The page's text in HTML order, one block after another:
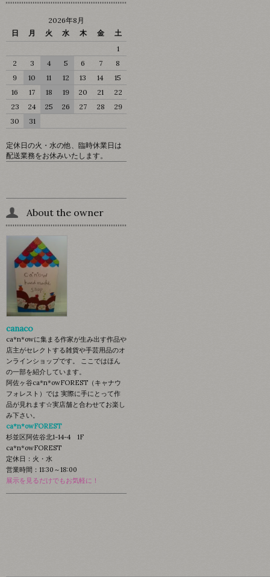
2026年8月
日
月 火 水 木 金
土
1
2
3 4 5 6 7
8
9
10 11 12 13 14
15
16
17 18 19 20 21
22
23
24 25 26 27 28
29
30
31
定休日の火・水の他、臨時休業日は
配送業務をお休みいたします。
About the owner
canaco
ca*n*owに集まる作家が生み出す作品や
店主がセレクトする雑貨や手芸用品のオ
ンラインショップです。 ここではほん
の一部を紹介しています。
阿佐ヶ谷ca*n*owFOREST（キャナウ
フォレスト）では 実際に手にとって作
品が見れます☆実店舗と合わせてお楽し
み下さい。
ca*n*owFOREST
杉並区阿佐谷北1-14-4 1F
ca*n*owFOREST
定休日：火・水
営業時間：11:30～18:00
展示を見るだけでもお気軽に！